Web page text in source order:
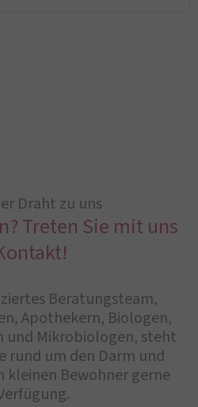
Draht zu uns
Treten Sie mit uns
Beratungsteam,
Apothekern, Biologen,
und Mikrobiologen, steht
rund um den Darm und
kleinen Bewohner gerne